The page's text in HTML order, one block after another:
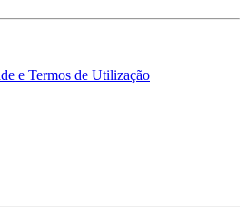
e Termos de Utilização